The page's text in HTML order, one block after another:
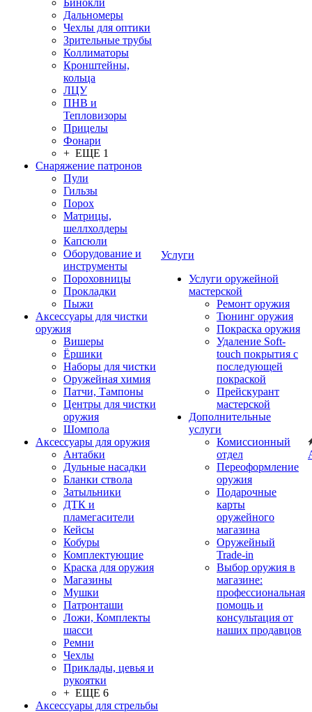
Бинокли
Дальномеры
Чехлы для оптики
Зрительные трубы
Коллиматоры
Кронштейны,
кольца
ЛЦУ
ПНВ и
Тепловизоры
Прицелы
Фонари
+ ЕЩЕ 1
Снаряжение патронов
Пули
Гильзы
Порох
Матрицы,
шеллхолдеры
Капсюли
Оборудование и
инструменты
Пороховницы
Прокладки
Пыжи
Аксессуары для чистки
оружия
Вишеры
Ёршики
Наборы для чистки
Оружейная химия
Патчи, Тампоны
Центры для чистки
оружия
Шомпола
Аксессуары для оружия
Антабки
Дульные насадки
Бланки ствола
Затыльники
ДТК и
пламегасители
Кейсы
Кобуры
Комплектующие
Краска для оружия
Магазины
Мушки
Патронташи
Ложи, Комплекты
шасси
Ремни
Чехлы
Приклады, цевья и
рукоятки
+ ЕЩЕ 6
Аксессуары для стрельбы
Услуги
Услуги оружейной
мастерской
Ремонт оружия
Тюнинг оружия
Покраска оружия
Удаление Soft-
touch покрытия с
последующей
покраской
Прейскурант
мастерской
Дополнительные
услуги
Комиссионный
отдел
Переоформление
оружия
Подарочные
карты
оружейного
магазина
Оружейный
Trade-in
Выбор оружия в
магазине:
профессиональная
помощь и
консультация от
наших продавцов